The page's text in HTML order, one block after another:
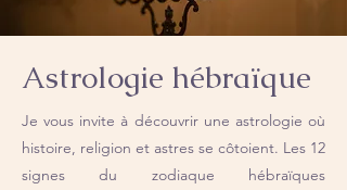
Astrologie hébraïque
Je vous invite à découvrir une astrologie où
histoire, religion et astres se côtoient. Les 12
signes du zodiaque hébraïques